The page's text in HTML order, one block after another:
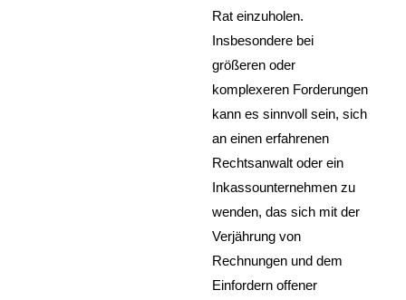
Rat einzuholen.
Insbesondere bei
größeren oder
komplexeren Forderungen
kann es sinnvoll sein, sich
an einen erfahrenen
Rechtsanwalt oder ein
Inkassounternehmen zu
wenden, das sich mit der
Verjährung von
Rechnungen und dem
Einfordern offener